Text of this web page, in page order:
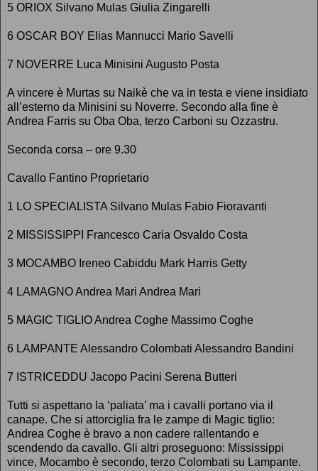
5 ORIOX Silvano Mulas Giulia Zingarelli
6 OSCAR BOY Elias Mannucci Mario Savelli
7 NOVERRE Luca Minisini Augusto Posta
A vincere è Murtas su Naikè che va in testa e viene insidiato
all’esterno da Minisini su Noverre. Secondo alla fine è
Andrea Farris su Oba Oba, terzo Carboni su Ozzastru.
Seconda corsa – ore 9.30
Cavallo Fantino Proprietario
1 LO SPECIALISTA Silvano Mulas Fabio Fioravanti
2 MISSISSIPPI Francesco Caria Osvaldo Costa
3 MOCAMBO Ireneo Cabiddu Mark Harris Getty
4 LAMAGNO Andrea Mari Andrea Mari
5 MAGIC TIGLIO Andrea Coghe Massimo Coghe
6 LAMPANTE Alessandro Colombati Alessandro Bandini
7 ISTRICEDDU Jacopo Pacini Serena Butteri
Tutti si aspettano la ‘paliata’ ma i cavalli portano via il
canape. Che si attorciglia fra le zampe di Magic tiglio:
Andrea Coghe è bravo a non cadere rallentando e
scendendo da cavallo. Gli altri proseguono: Mississippi
vince, Mocambo è secondo, terzo Colombati su Lampante.